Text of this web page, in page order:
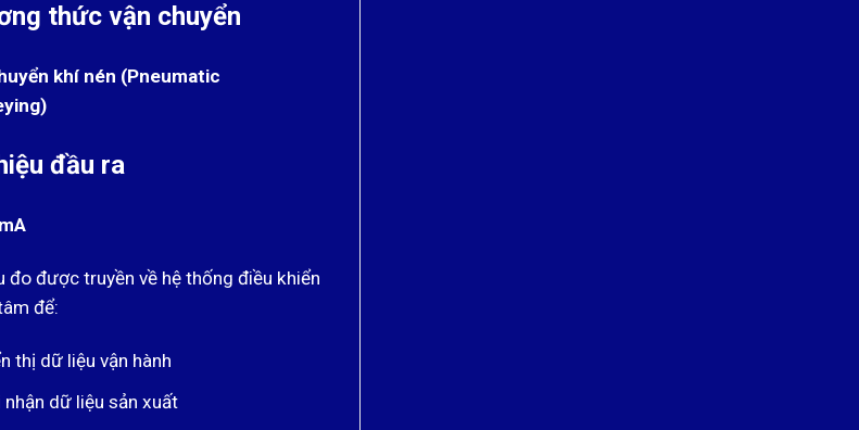
thức vận chuyển
khí nén (Pneumatic
đầu ra
đo được truyền về hệ thống điều khiển
để:
thị dữ liệu vận hành
nhận dữ liệu sản xuất